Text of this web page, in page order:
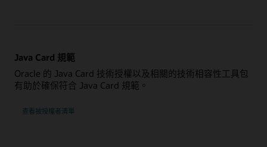
Java Card 規範
Oracle 的 Java Card 技術授權以及相關的技術相容性工具包
有助於確保符合 Java Card 規範。
查看被授權者清單